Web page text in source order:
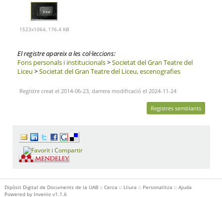
1523x1064, 176.4 KB
El registre apareix a les col·leccions:
Fons personals i institucionals>Societat del Gran Teatre del
Liceu >Societat del Gran Teatre del Liceu, escenografies
Registre creat el 2014-06-23, darrera modificació el 2024-11-24
Registres semblants
Dipòsit Digital de Documents de la UAB :: Cerca :: Lliura :: Personalitza :: Ajuda
Powered by Inveniov1.1.6